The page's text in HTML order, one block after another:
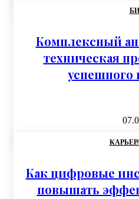
Комплексный
техническая
успешного
Как цифровые
повышать